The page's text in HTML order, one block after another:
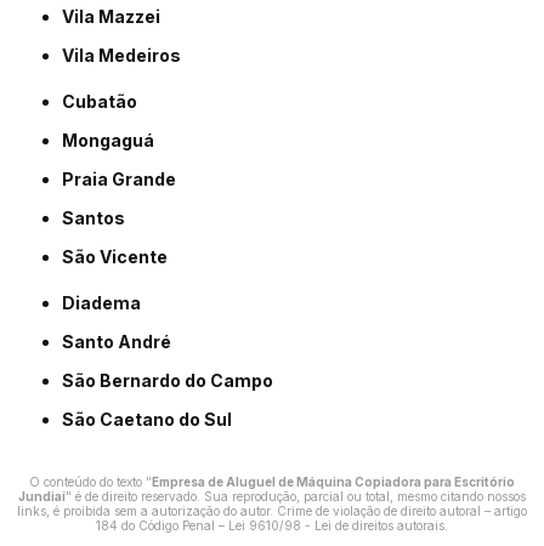
Vila Mazzei
Vila Medeiros
Cubatão
Mongaguá
Praia Grande
Santos
São Vicente
Diadema
Santo André
São Bernardo do Campo
São Caetano do Sul
O conteúdo do texto "Empresa de Aluguel de Máquina Copiadora para Escritório
Jundiaí" é de direito reservado. Sua reprodução, parcial ou total, mesmo citando nossos
links, é proibida sem a autorização do autor. Crime de violação de direito autoral – artigo
184 do Código Penal – Lei 9610/98 - Lei de direitos autorais